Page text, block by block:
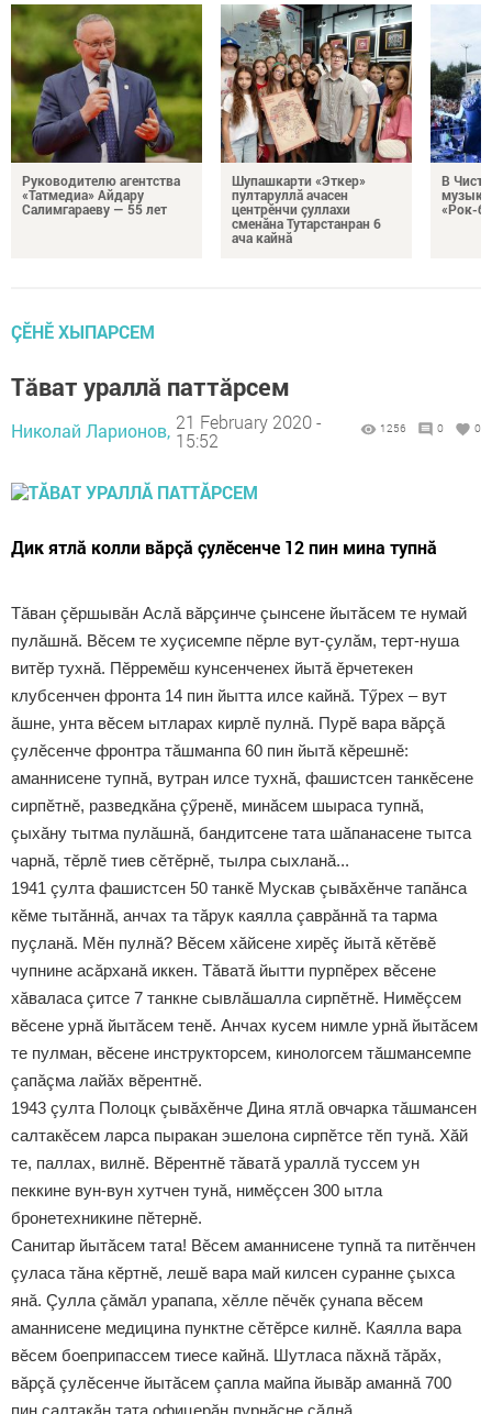
Руководителю агентства
«Татмедиа» Айдару
Салимгараеву — 55 лет
Шупашкарти «Эткер»
пултаруллă ачасен
центрӗнчи çуллахи
сменăна Тутарстанран 6
ача кайнă
В
«Рок-
ÇӖНӖ ХЫПАРСЕМ
Тăват ураллă паттăрсем
Николай Ларионов, 21 February 2020 -
15:52
1256 0 0
Дик ятлă колли вăрçă çулӗсенче 12 пин мина тупнă
Тăван çӗршывăн Аслă вăрçинче çынсене йытăсем те нумай
пулăшнă. Вӗсем те хуçисемпе пӗрле вут-çулăм, терт-нуша
витӗр тухнă. Пӗрремӗш кунсенченех йытă ӗрчетекен
клубсенчен фронта 14 пин йытта илсе кайнă. Тӳрех – вут
ăшне, унта вӗсем ытларах кирлӗ пулнă. Пурӗ вара вăрçă
çулӗсенче фронтра тăшманпа 60 пин йытă кӗрешнӗ:
аманнисене тупнă, вутран илсе тухнă, фашистсен танкӗсене
сирпӗтнӗ, разведкăна çӳренӗ, минăсем шыраса тупнă,
çыхăну тытма пулăшнă, бандитсене тата шăпанасене тытса
чарнă, тӗрлӗ тиев сӗтӗрнӗ, тылра сыхланă...
1941 çулта фашистсен 50 танкӗ Мускав çывăхӗнче тапăнса
кӗме тытăннă, анчах та тăрук каялла çаврăннă та тарма
пуçланă. Мӗн пулнă? Вӗсем хăйсене хирӗç йытă кӗтӗвӗ
чупнине асăрханă иккен. Тăватă йытти пурпӗрех вӗсене
хăваласа çитсе 7 танкне сывлăшалла сирпӗтнӗ. Нимӗçсем
вӗсене урнă йытăсем тенӗ. Анчах кусем нимле урнă йытăсем
те пулман, вӗсене инструкторсем, кинологсем тăшмансемпе
çапăçма лайăх вӗрентнӗ.
1943 çулта Полоцк çывăхӗнче Дина ятлă овчарка тăшмансен
салтакӗсем ларса пыракан эшелона сирпӗтсе тӗп тунă. Хăй
те, паллах, вилнӗ. Вӗрентнӗ тăватă ураллă туссем ун
пеккине вун-вун хутчен тунă, нимӗçсен 300 ытла
бронетехникине пӗтернӗ.
Санитар йытăсем тата! Вӗсем аманнисене тупнă та питӗнчен
çуласа тăна кӗртнӗ, лешӗ вара май килсен суранне çыхса
янă. Çулла çăмăл урапапа, хӗлле пӗчӗк çунапа вӗсем
аманнисене медицина пунктне сӗтӗрсе килнӗ. Каялла вара
вӗсем боеприпассем тиесе кайнă. Шутласа пăхнă тăрăх,
вăрçă çулӗсенче йытăсем çапла майпа йывăр аманнă 700